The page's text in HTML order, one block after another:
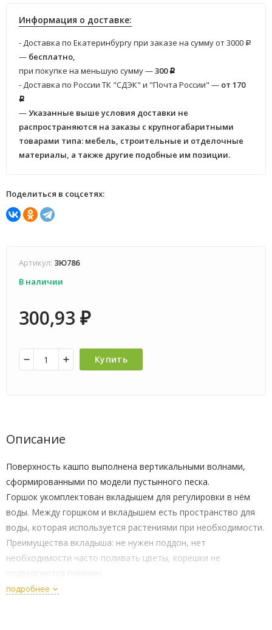
Информация о доставке:
- Доставка по Екатеринбургу при заказе на сумму от 3000 Р
— бесплатно,
при покупке на меньшую сумму —300 Р
- Доставка по России ТК "СДЭК" и "Почта России" — от 170
Р
—Указанные выше условия доставки не
распространяются на заказы с крупногабаритными
товарами типа: мебель, строительные и отделочные
материалы, а также другие подобные им позиции.
Поделиться в соцсетях:
Артикул: ЗЮ786
В наличии
300,93 ₽
Купить
Описание
Поверхность кашпо выполнена вертикальными волнами,
сформированными по модели пустынного песка.
Горшок укомплектован вкладышем для регулировки в нём
воды. Между горшком и вкладышем есть пространство для
воды, которая используется растениями при необходимости.
Преимущества вкладыша: не нужен поддон, нет
необходимости часто поливать цветы, корешки не
Материал устойчив к солнечному свету, низким
подробнее